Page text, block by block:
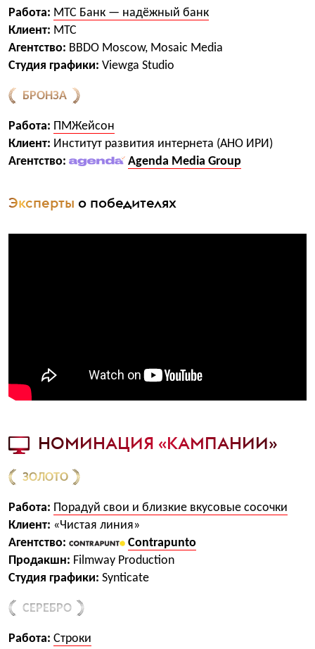
Работа: МТС Банк — надёжный банк
Клиент: МТС
Агентство: BBDO Moscow, Mosaic Media
Студия графики: Viewga Studio
БРОНЗА
Работа: ПМЖейсон
Клиент: Институт развития интернета (АНО ИРИ)
Агентство:
Agenda Media Group
Эксперты о победителях
НОМИНАЦИЯ «КАМПАНИИ»
ЗОЛОТО
Работа: Порадуй свои и близкие вкусовые сосочки
Клиент: «Чистая линия»
Агентство:
Contrapunto
Продакшн: Filmway Production
Студия графики: Synticate
СЕРЕБРО
Работа: Строки